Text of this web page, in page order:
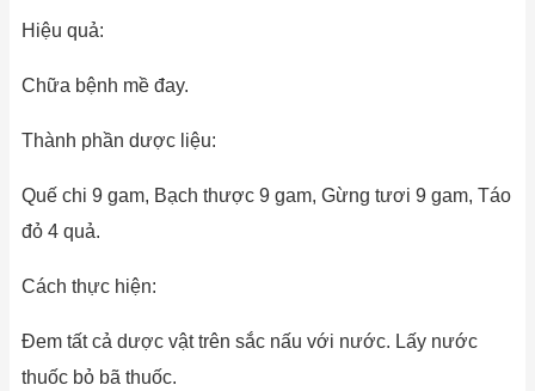
Hiệu quả:
Chữa bệnh mề đay.
Thành phần dược liệu:
Quế chi 9 gam, Bạch thược 9 gam, Gừng tươi 9 gam, Táo
đỏ 4 quả.
Cách thực hiện:
Đem tất cả dược vật trên sắc nấu với nước. Lấy nước
thuốc bỏ bã thuốc.